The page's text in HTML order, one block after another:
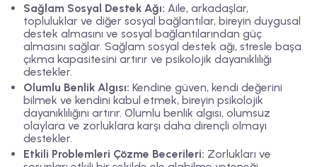
Sağlam Sosyal Destek Ağı:Aile, arkadaşlar,
topluluklar ve diğer sosyal bağlantılar, bireyin duygusal
destek almasını ve sosyal bağlantılarından güç
almasını sağlar. Sağlam sosyal destek ağı, stresle başa
çıkma kapasitesini artırır ve psikolojik dayanıklılığı
destekler.
Olumlu Benlik Algısı: Kendine güven, kendi değerini
bilmek ve kendini kabul etmek, bireyin psikolojik
dayanıklılığını artırır. Olumlu benlik algısı, olumsuz
olaylara ve zorluklara karşı daha dirençli olmayı
destekler.
Etkili Problemleri Çözme Becerileri: Zorlukları ve